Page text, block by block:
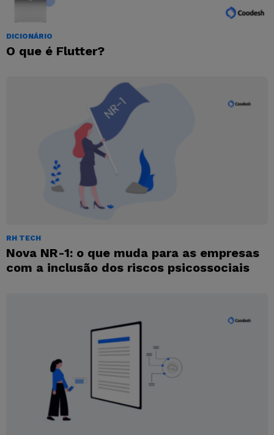
DICIONÁRIO
O que é Flutter?
RH TECH
Nova NR-1: o que muda para as empresas
com a inclusão dos riscos psicossociais